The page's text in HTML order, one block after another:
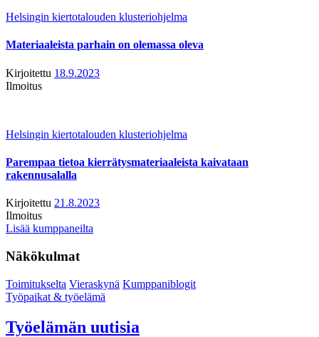
Helsingin kiertotalouden klusteriohjelma
Materiaaleista parhain on olemassa oleva
Kirjoitettu 18.9.2023
Ilmoitus
Helsingin kiertotalouden klusteriohjelma
Parempaa tietoa kierrätysmateriaaleista kaivataan
rakennusalalla
Kirjoitettu 21.8.2023
Ilmoitus
Lisää kumppaneilta
Näkökulmat
Toimitukselta Vieraskynä Kumppaniblogit
Työpaikat & työelämä
Työelämän uutisia